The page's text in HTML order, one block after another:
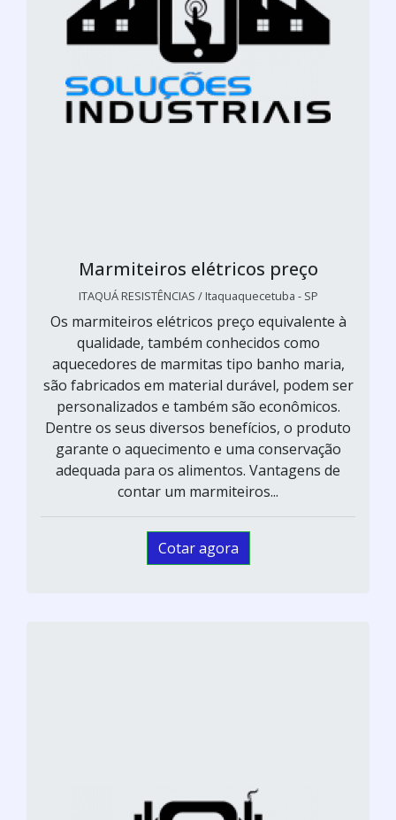
Marmiteiros elétricos preço
ITAQUÁ RESISTÊNCIAS / Itaquaquecetuba - SP
Os marmiteiros elétricos preço equivalente à
qualidade, também conhecidos como
aquecedores de marmitas tipo banho maria,
são fabricados em material durável, podem ser
personalizados e também são econômicos.
Dentre os seus diversos benefícios, o produto
garante o aquecimento e uma conservação
adequada para os alimentos. Vantagens de
contar um marmiteiros...
Cotar agora